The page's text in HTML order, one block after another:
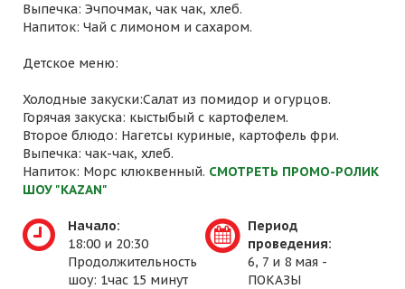
Выпечка: Эчпочмак, чак чак, хлеб.
Напиток: Чай с лимоном и сахаром.
Детское меню:
Холодные закуски:Салат из помидор и огурцов.
Горячая закуска: кыстыбый с картофелем.
Второе блюдо: Нагетсы куриные, картофель фри.
Выпечка: чак-чак, хлеб.
Напиток: Морс клюквенный. СМОТРЕТЬ ПРОМО-РОЛИК
ШОУ "KAZAN"
Начало:
18:00 и 20:30
Продолжительность
шоу: 1час 15 минут
Период
проведения:
6, 7 и 8 мая -
ПОКАЗЫ